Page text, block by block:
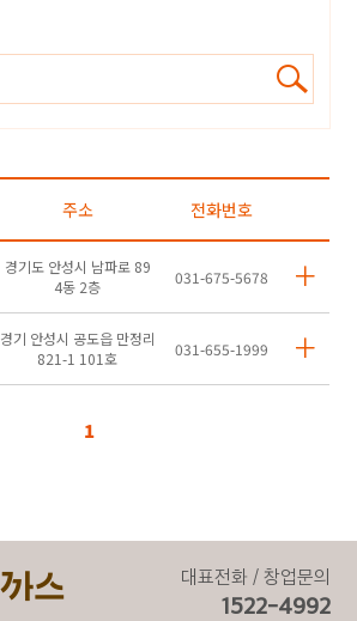
주소 전화번호
경기도 안성시 남파로 89
4동 2층
031-675-5678
경기 안성시 공도읍 만정리
821-1 101호
031-655-1999
1
대표전화 / 창업문의
1522-4992